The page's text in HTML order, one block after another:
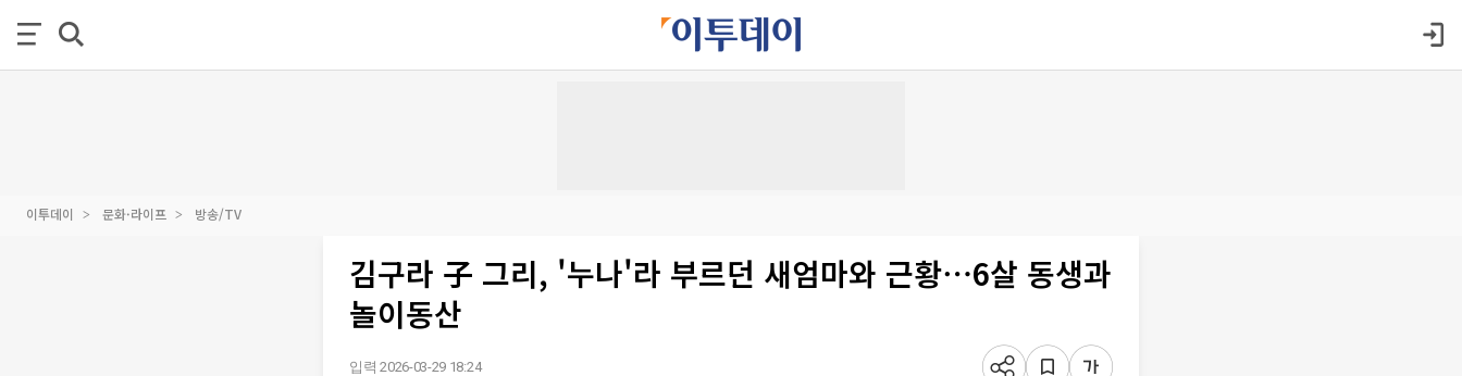
이투데이 문화·라이프 방송/TV
김구라 子 그리, '누나'라 부르던 새엄마와 근황⋯6살 동생과
놀이동산
입력 2026-03-29 18:24